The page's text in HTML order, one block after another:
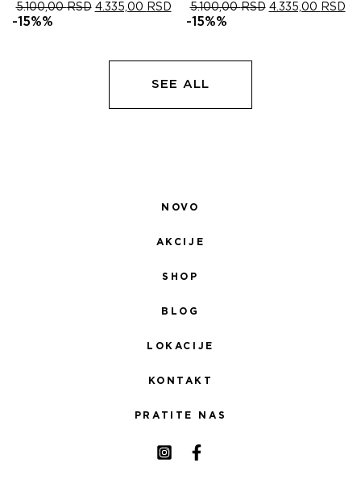
5.100,00RSD ОРИГИНАЛНА
5.100,00 RSD.
4.335,00 RSDТРЕНУТНА
ЦЕНА
-15%%
5.100,00RSD ОРИГИНАЛНА
4.335,00 RSD
-15%%
SEE ALL
NOVO
AKCIJE
SHOP
BLOG
LOKACIJE
KONTAKT
PRATITE NAS